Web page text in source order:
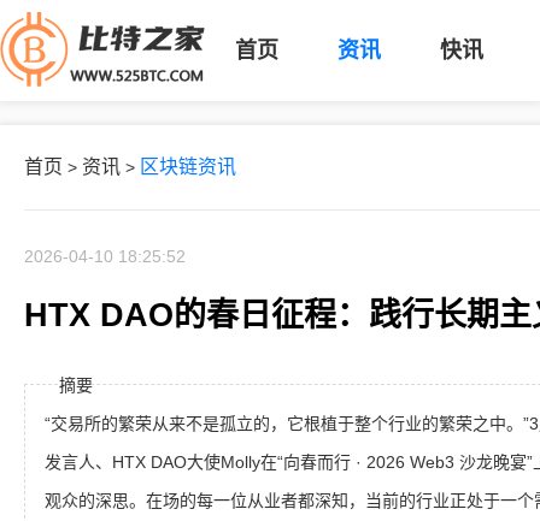
首页 资讯 快讯
首页 > 资讯 > 区块链资讯
2026-04-10 18:25:52
HTX DAO的春日征程：践行长期
摘要
“交易所的繁荣从来不是孤立的，它根植于整个行业的繁荣之中。
发言人、HTX DAO大使Molly在“向春而行 · 2026 Web3 沙龙晚宴
观众的深思。在场的每一位从业者都深知，当前的行业正处于一